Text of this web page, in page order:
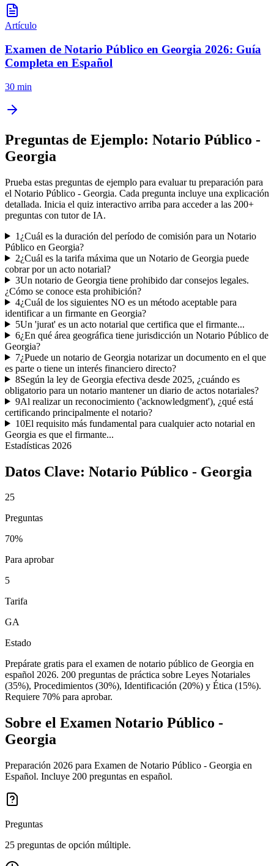
Artículo
Examen de Notario Público en Georgia 2026: Guía
Completa en Español
30 min
Preguntas de Ejemplo: Notario Público -
Georgia
Prueba estas preguntas de ejemplo para evaluar tu preparación para
el Notario Público - Georgia. Cada pregunta incluye una explicación
detallada. Inicia el quiz interactivo arriba para acceder a las 200+
preguntas con tutor de IA.
1 ¿Cuál es la duración del período de comisión para un Notario
Público en Georgia?
2¿Cuál es la tarifa máxima que un Notario de Georgia puede
cobrar por un acto notarial?
3Un notario de Georgia tiene prohibido dar consejos legales.
¿Cómo se conoce esta prohibición?
4¿Cuál de los siguientes NO es un método aceptable para
identificar a un firmante en Georgia?
5Un 'jurat' es un acto notarial que certifica que el firmante...
6¿En qué área geográfica tiene jurisdicción un Notario Público de
Georgia?
7¿Puede un notario de Georgia notarizar un documento en el que
es parte o tiene un interés financiero directo?
8Según la ley de Georgia efectiva desde 2025, ¿cuándo es
obligatorio para un notario mantener un diario de actos notariales?
9Al realizar un reconocimiento ('acknowledgment'), ¿qué está
certificando principalmente el notario?
10El requisito más fundamental para cualquier acto notarial en
Georgia es que el firmante...
Estadísticas 2026
Datos Clave: Notario Público - Georgia
25
Preguntas
70%
Para aprobar
5
Tarifa
GA
Estado
Prepárate gratis para el examen de notario público de Georgia en
español 2026. 200 preguntas de práctica sobre Leyes Notariales
(35%), Procedimientos (30%), Identificación (20%) y Ética (15%).
Requiere 70% para aprobar.
Sobre el Examen Notario Público -
Georgia
Preparación 2026 para Examen de Notario Público - Georgia en
Español. Incluye 200 preguntas en español.
Preguntas
25 preguntas de opción múltiple.